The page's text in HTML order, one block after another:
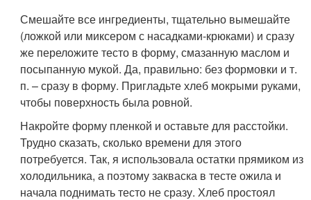
Смешайте все ингредиенты, тщательно вымешайте
(ложкой или миксером с насадками-крюками) и сразу
же переложите тесто в форму, смазанную маслом и
посыпанную мукой. Да, правильно: без формовки и т.
п. – сразу в форму. Пригладьте хлеб мокрыми руками,
чтобы поверхность была ровной.
Накройте форму пленкой и оставьте для расстойки.
Трудно сказать, сколько времени для этого
потребуется. Так, я использовала остатки прямиком из
холодильника, а поэтому закваска в тесте ожила и
начала поднимать тесто не сразу. Хлеб простоял